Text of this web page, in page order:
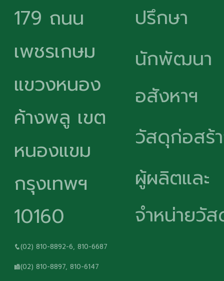
179 ถนน
เพชรเกษม
แขวงหนอง
ค้างพลู เขต
หนองแขม
กรุงเทพฯ
10160
(02) 810-8892-6, 810-6687
(02) 810-8897, 810-6147
ปรึกษา
นักพัฒนา
อสังหาฯ
วัสดุก่อสร้
ผู้ผลิตและ
จำหน่ายวั